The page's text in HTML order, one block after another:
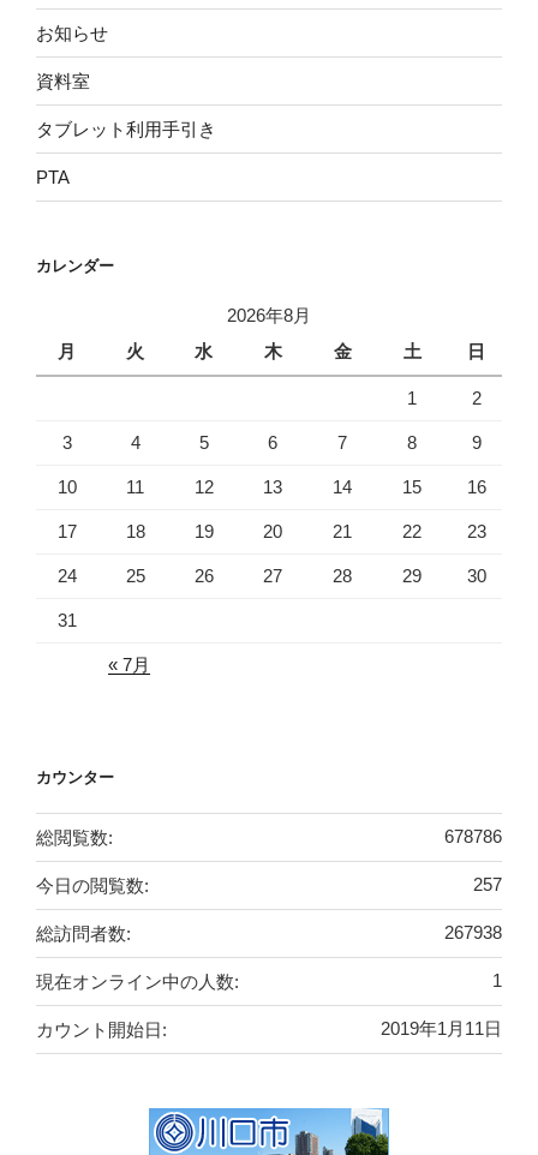
お知らせ
資料室
タブレット利用手引き
PTA
カレンダー
2026年8月
月
火 水 木 金 土 日
1 2
3 4 5 6 7 8 9
10 11 12 13 14 15 16
17 18 19 20 21 22 23
24 25 26 27 28 29 30
31
« 7月
カウンター
678786
総閲覧数:
257
今日の閲覧数:
267938
総訪問者数:
1
現在オンライン中の人数:
2019年1月11日
カウント開始日: